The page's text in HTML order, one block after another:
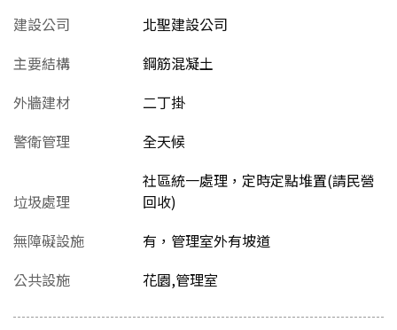
建設公司
北聖建設公司
主要結構
鋼筋混凝土
外牆建材
二丁掛
警衛管理
全天候
垃圾處理
社區統一處理，定時定點堆置(請民營
回收)
無障礙設施
有，管理室外有坡道
公共設施
花園,管理室